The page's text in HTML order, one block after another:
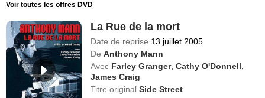
Voir toutes les offres DVD
La Rue de la mort
Date de reprise 13 juillet 2005
De Anthony Mann
Avec Farley Granger,Cathy O'Donnell
James Craig
Titre originalSide Street